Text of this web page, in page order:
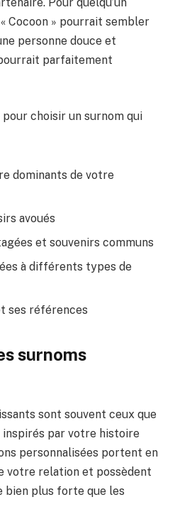
Pour quelqu’un
Cocoon » pourrait sembler
personne douce et
parfaitement
choisir un surnom qui
dominants de votre
avoués
et souvenirs communs
à différents types de
ses références
surnoms
sont souvent ceux que
inspirés par votre histoire
personnalisées portent en
votre relation et possèdent
bien plus forte que les